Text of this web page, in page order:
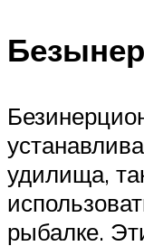
удилища,
рыбалке.